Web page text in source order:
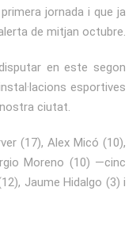
jornada i que ja
de mitjan octubre.
en este segon
esportives
ciutat.
(17), Alex Micó (10),
Moreno (10) —cinc
Jaume Hidalgo (3) i